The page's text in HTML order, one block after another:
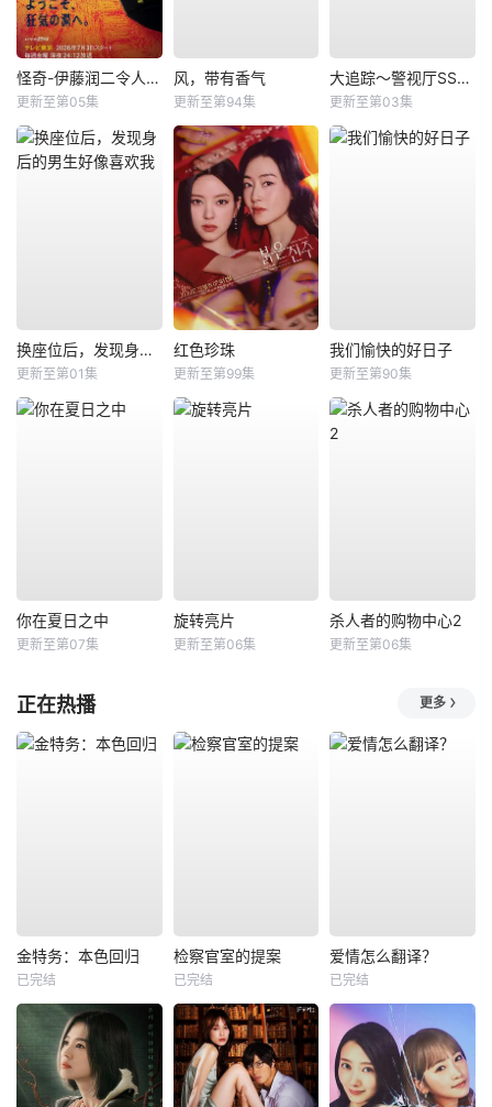
怪奇-伊藤润二令人彻夜难眠的奇异故事－
更新至第05集
风，带有香气
更新至第94集
大追踪〜警视厅SSBC强行犯系〜第二季
更新至第03集
换座位后，发现身后的男生好像喜欢我
更新至第01集
红色珍珠
更新至第99集
我们愉快的好日子
更新至第90集
你在夏日之中
更新至第07集
旋转亮片
更新至第06集
杀人者的购物中心2
更新至第06集
正在热播 更多
金特务：本色回归
已完结
检察官室的提案
已完结
爱情怎么翻译？
已完结